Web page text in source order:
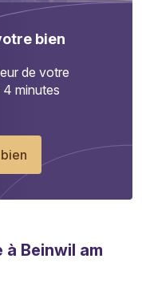
bien
de votre
minutes
à Beinwil am